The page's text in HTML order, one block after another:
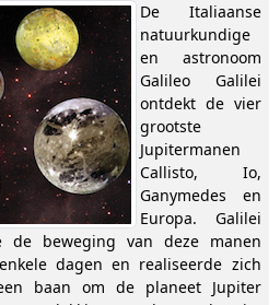
De Italiaanse
natuurkundige
en astronoom
Galileo Galilei
ontdekt de vier
grootste
Jupitermanen
Callisto, Io,
Ganymedes en
Europa. Galilei
de beweging van deze manen
dagen en realiseerde zich
baan om de planeet Jupiter